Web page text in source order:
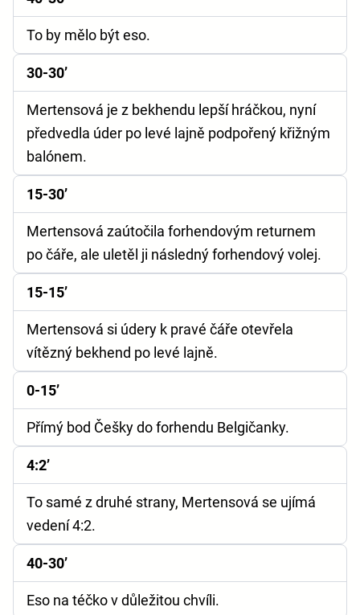
To by mělo být eso.
30-30’
Mertensová je z bekhendu lepší hráčkou, nyní
předvedla úder po levé lajně podpořený křižným
balónem.
15-30’
Mertensová zaútočila forhendovým returnem
po čáře, ale uletěl ji následný forhendový volej.
15-15’
Mertensová si údery k pravé čáře otevřela
vítězný bekhend po levé lajně.
0-15’
Přímý bod Češky do forhendu Belgičanky.
4:2’
To samé z druhé strany, Mertensová se ujímá
vedení 4:2.
40-30’
Eso na téčko v důležitou chvíli.